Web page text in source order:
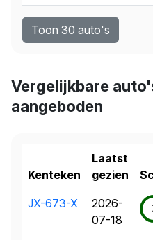
Toon 30 auto's
Vergelijkbare
aangeboden
Kenteken
Laatst
gezien
JX-673-X
2026-
07-18